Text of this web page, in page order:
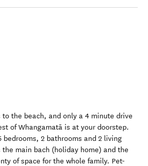
to the beach, and only a 4 minute drive
of Whangamatā is at your doorstep.
bedrooms, 2 bathrooms and 2 living
main bach (holiday home) and the
of space for the whole family. Pet-